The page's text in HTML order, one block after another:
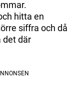
hitta en
siffra och då
det där